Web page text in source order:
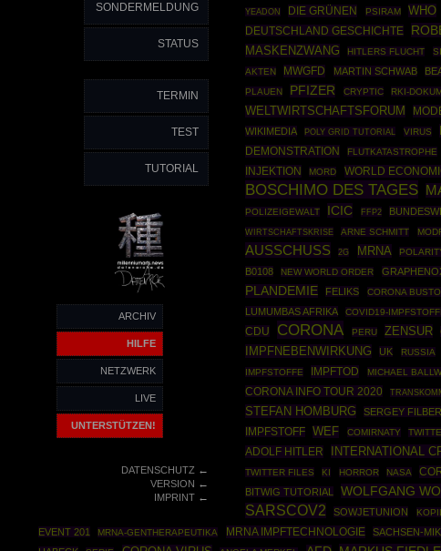
SONDERMELDUNG
STATUS
TERMIN
TEST
TUTORIAL
ARCHIV
HILFE
NETZWERK
LIVE
UNTERSTÜTZEN!
DATENSCHUTZ←
VERSION ←
IMPRINT←
YEADON DIE GRÜNEN PSIRAM WHO
DEUTSCHLAND GESCHICHTE
MASKENZWANG HITLERS FLUCHT
AKTEN
MWGFD MARTIN SCHWAB
PLAUEN PFIZER CRYPTIC RKI-
WELTWIRTSCHAFTSFORUM
WIKIMEDIA POLY GRID TUTORIAL VIRUS
DEMONSTRATION FLUTKATASTROPHE
INJEKTION
MORD WORLD
BOSCHIMO DES TAGES
POLIZEIGEWALT ICIC FFP2
WIRTSCHAFTSKRISE ARNE SCHMITT
AUSSCHUSS
2G MRNA
B0108 NEW WORLD ORDER
PLANDEMIE FELIKS CORONA
LUMUMBAS AFRIKA COVID19-
CDU CORONA PERU ZENSUR
IMPFNEBENWIRKUNG UK RUSSIA
IMPFSTOFFE
IMPFTOD MICHAEL
CORONA INFO TOUR 2020
STEFAN HOMBURG SERGEY
IMPFSTOFF
WEF COMIRNATY
ADOLF HITLER INTERNATIONAL
TWITTER FILES KI HORROR NASA
BITWIG TUTORIAL
WOLFGANG
SARSCOV2 SOWJETUNION
EVENT 201 MRNA-GENTHERAPEUTIKA MRNA IMPFTECHNOLOGIE SACHSEN-